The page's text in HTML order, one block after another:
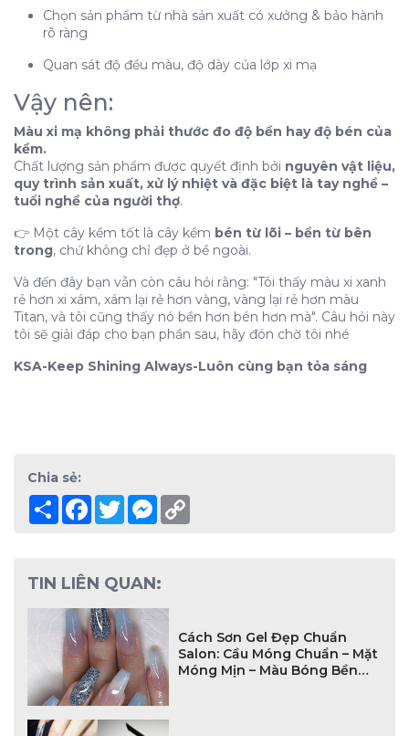
Chọn sản phẩm từ nhà sản xuất có xưởng & bảo hành
rõ ràng
Quan sát độ đều màu, độ dày của lớp xi mạ
Vậy nên:
Màu xi mạ không phải thước đo độ bền hay độ bén của
kềm.
Chất lượng sản phẩm được quyết định bởi nguyên vật liệu,
quy trình sản xuất, xử lý nhiệt và đặc biệt là tay nghề –
tuổi nghề của người thợ.
👉 Một cây kềm tốt là cây kềm bén từ lõi – bền từ bên
trong, chứ không chỉ đẹp ở bề ngoài.
Và đến đây bạn vẫn còn câu hỏi rằng: "Tôi thấy màu xi xanh
rẻ hơn xi xám, xám lại rẻ hơn vàng, vàng lại rẻ hơn màu
Titan, và tôi cũng thấy nó bền hơn bén hơn mà". Câu hỏi này
tôi sẽ giải đáp cho bạn phần sau, hãy đón chờ tôi nhé
KSA-Keep Shining Always-Luôn cùng bạn tỏa sáng
Chia sẻ:
Share Facebook
TwitterMessenger
TIN LIÊN QUAN:
Cách Sơn Gel Đẹp Chuẩn
Salon: Cầu Móng Chuẩn – Mặt
Móng Mịn – Màu Bóng Bền